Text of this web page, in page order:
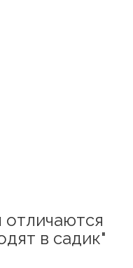
отличаются
в садик"